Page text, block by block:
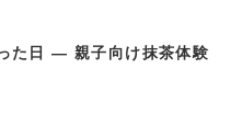
た日 — 親子向け抹茶体験